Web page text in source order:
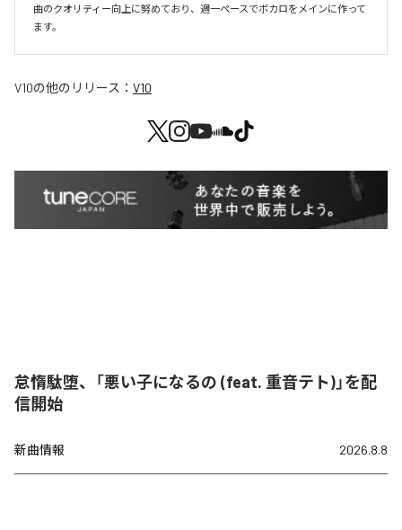
曲のクオリティー向上に努めており、週一ペースでボカロをメインに作って
V10の他のリリース： V10
怠惰駄堕、「悪い子になるの (feat. 重音テト)」を配
信開始
新曲情報 2026.8.8